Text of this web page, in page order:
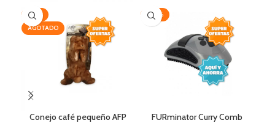
-25%
AGOTADO
Conejo café pequeño AFP
-30%
FURminator Curry Comb